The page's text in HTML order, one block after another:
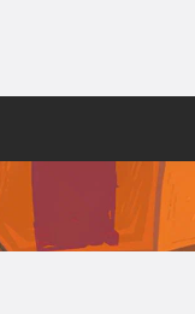
эпохи